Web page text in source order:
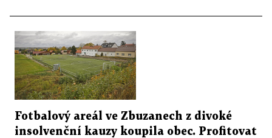
Fotbalový areál ve Zbuzanech z divoké
insolvenční kauzy koupila obec. Profitovat